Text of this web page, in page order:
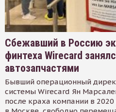
Сбежавший в Россию
финтеха Wirecard
автозапчастями
Бывший операционный
системы Wirecard Ян
после краха компании в 2020